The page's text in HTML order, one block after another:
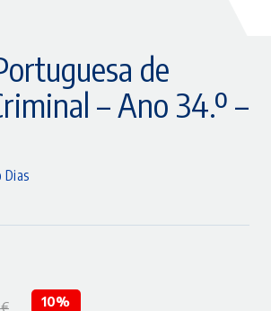
de
– Ano 34.º –
Dias
€ 10%